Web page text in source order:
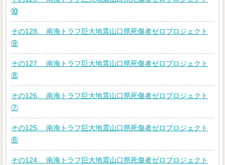
⑩
その128. 南海トラフ巨大地震山口県死傷者ゼロプロジェクト
⑨
その127. 南海トラフ巨大地震山口県死傷者ゼロプロジェクト
⑧
その126. 南海トラフ巨大地震山口県死傷者ゼロプロジェクト
⑦
その125. 南海トラフ巨大地震山口県死傷者ゼロプロジェクト
⑥
その124. 南海トラフ巨大地震山口県死傷者ゼロプロジェクト